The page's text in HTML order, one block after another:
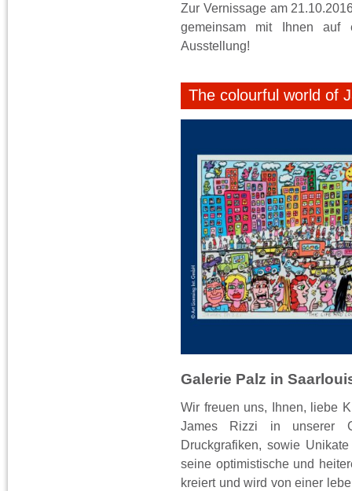
Zur Vernissage am
gemeinsam mit Ihnen auf
Ausstellung!
The colourful world of
Galerie Palz in
Wir freuen uns, Ihnen, liebe
James Rizzi in unserer
Druckgrafiken, sowie
seine optimistische und
kreiert und wird von einer